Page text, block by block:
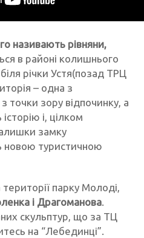
називають рівняни,
в районі колишнього
річки Устя(позад ТРЦ
– одна з
точки зору відпочинку, а
і, цілком
замку
новою туристичною
парку Молоді,
і Драгоманова.
скульптур, що за ТЦ
на “Лебединці”.